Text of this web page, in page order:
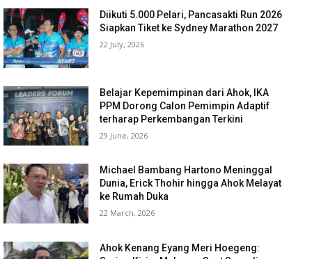
Diikuti 5.000 Pelari, Pancasakti Run 2026
Siapkan Tiket ke Sydney Marathon 2027
22 July, 2026
Belajar Kepemimpinan dari Ahok, IKA
PPM Dorong Calon Pemimpin Adaptif
terharap Perkembangan Terkini
29 June, 2026
Michael Bambang Hartono Meninggal
Dunia, Erick Thohir hingga Ahok Melayat
ke Rumah Duka
22 March, 2026
Ahok Kenang Eyang Meri Hoegeng: